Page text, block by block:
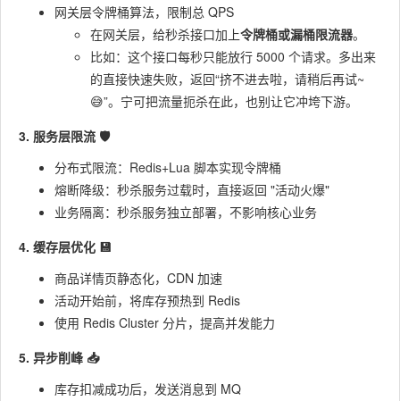
网关层令牌桶算法，限制总 QPS
在网关层，给秒杀接口加上令牌桶或漏桶限流器。
比如：这个接口每秒只能放行 5000 个请求。多出来
的直接快速失败，返回“挤不进去啦，请稍后再试~
😅”。宁可把流量扼杀在此，也别让它冲垮下游。
3. 服务层限流 🛡️
分布式限流：Redis+Lua 脚本实现令牌桶
熔断降级：秒杀服务过载时，直接返回 "活动火爆"
业务隔离：秒杀服务独立部署，不影响核心业务
4. 缓存层优化 💾
商品详情页静态化，CDN 加速
活动开始前，将库存预热到 Redis
使用 Redis Cluster 分片，提高并发能力
5. 异步削峰 📥
库存扣减成功后，发送消息到 MQ